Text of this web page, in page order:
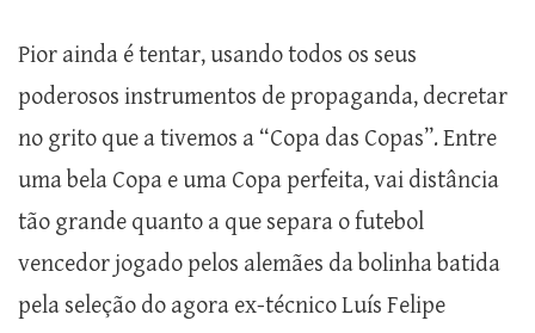
Pior ainda é tentar, usando todos os seus
poderosos instrumentos de propaganda, decretar
no grito que a tivemos a “Copa das Copas”. Entre
uma bela Copa e uma Copa perfeita, vai distância
tão grande quanto a que separa o futebol
vencedor jogado pelos alemães da bolinha batida
pela seleção do agora ex-técnico Luís Felipe